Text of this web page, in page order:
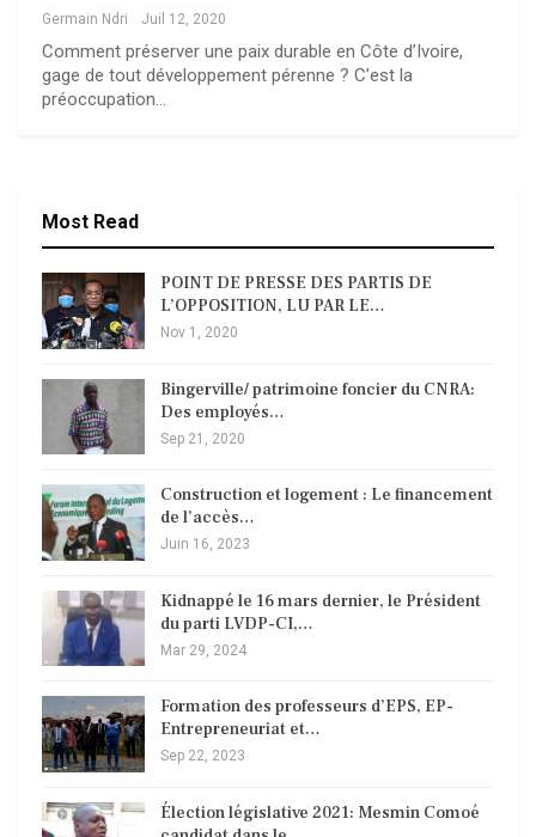
Germain Ndri Juil 12, 2020
Comment préserver une paix durable en Côte d’Ivoire,
gage de tout développement pérenne ? C’est la
préoccupation…
Most Read
POINT DE PRESSE DES PARTIS DE
L’OPPOSITION, LU PAR LE…
Nov 1, 2020
Bingerville/ patrimoine foncier du CNRA:
Des employés…
Sep 21, 2020
Construction et logement : Le financement
de l’accès…
Juin 16, 2023
Kidnappé le 16 mars dernier, le Président
du parti LVDP-CI,…
Mar 29, 2024
Formation des professeurs d’EPS, EP-
Entrepreneuriat et…
Sep 22, 2023
Élection législative 2021: Mesmin Comoé